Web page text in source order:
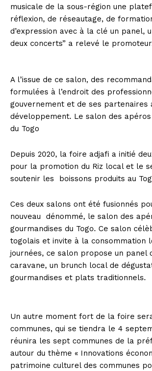
musicale de la sous-région une
réflexion, de réseautage, de
d’expression avec à la clé un panel,
deux concerts” a relevé le
A l’issue de ce salon, des
formulées à l’endroit des
gouvernement et de ses partenaires
développement. Le salon des
du Togo
Depuis 2020, la foire adjafi a initié
pour la promotion du Riz local et le
soutenir les boissons produits au
Ces deux salons ont été fusionnés
nouveau dénommé, le salon des
gourmandises du Togo. Ce salon
togolais et invite à la consommation
journées, ce salon propose un panel
caravane, un brunch local de
gourmandises et plats traditionnels.
Un autre moment fort de la foire
communes, qui se tiendra le 4
réunira les sept communes de la
autour du thème « Innovations
patrimoine culturel des communes